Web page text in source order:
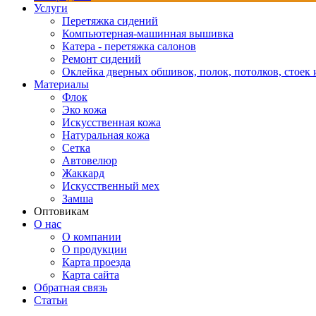
Услуги
Перетяжка сидений
Компьютерная-машинная вышивка
Катера - перетяжка салонов
Ремонт сидений
Оклейка дверных обшивок, полок, потолков, стоек
Материалы
Флок
Эко кожа
Искусственная кожа
Натуральная кожа
Сетка
Автовелюр
Жаккард
Искусственный мех
Замша
Оптовикам
О нас
О компании
О продукции
Карта проезда
Карта сайта
Обратная связь
Статьи